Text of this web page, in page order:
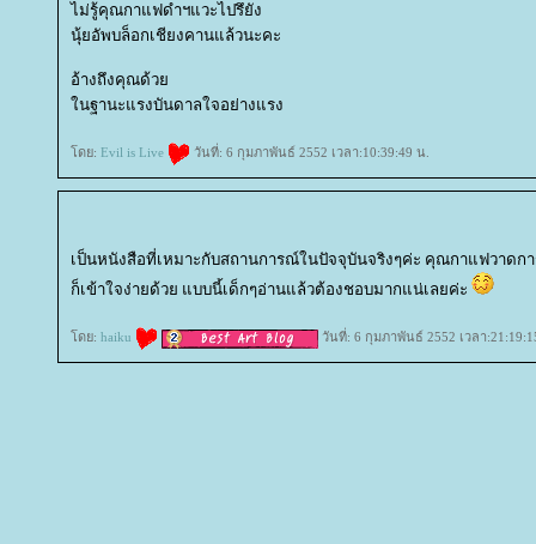
ไม่รู้คุณกาแฟดำฯแวะไปรึยัง
นุ้ยอัพบล็อกเชียงคานแล้วนะคะ
อ้างถึงคุณด้ว
นฐานะแรงบันดาลใจอย่างแรง
ดย: Evil is Live วันที่: 6 กุมภาพันธ์ 2552 เวลา:10:39:49 น.
เป็นหนังสือที่เหมาะกับสถานการณ์ในปัจจุบันจริงๆค่ะ คุณกาแฟวาด
ก็เข้าใจง่ายด้วย แบบนี้เด็กๆอ่านแล้วต้องชอบมากแน่เลยค่ะ
ดย: haiku วันที่: 6 กุมภาพันธ์ 2552 เวลา